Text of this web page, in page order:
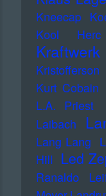
Kneecap
Kool Herc
Kraftwerk
Kristofferson
Kurt Cobain
L.A. Priest
Laibach
Lang Lang
Hill Led
Ranaldo